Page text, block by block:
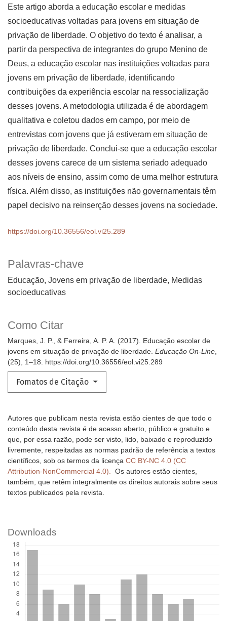
Palavras-chave
Educação, Jovens em privação de liberdade, Medidas
socioeducativas
Como Citar
Marques, J. P., & Ferreira, A. P. A. (2017). Educação escolar de
jovens em situação de privação de liberdade. Educação On-Line,
(25), 1–18. https://doi.org/10.36556/eol.vi25.289
Fomatos de Citação
Este artigo aborda a educação escolar e medidas
socioeducativas voltadas para jovens em situação de
privação de liberdade. O objetivo do texto é analisar, a
partir da perspectiva de integrantes do grupo Menino de
Deus, a educação escolar nas instituições voltadas para
jovens em privação de liberdade, identificando
contribuições da experiência escolar na ressocialização
desses jovens. A metodologia utilizada é de abordagem
qualitativa e coletou dados em campo, por meio de
entrevistas com jovens que já estiveram em situação de
privação de liberdade. Conclui-se que a educação escolar
desses jovens carece de um sistema seriado adequado
aos níveis de ensino, assim como de uma melhor estrutura
física. Além disso, as instituições não governamentais têm
papel decisivo na reinserção desses jovens na sociedade.
https://doi.org/10.36556/eol.vi25.289
Autores que publicam nesta revista estão cientes de que todo o
conteúdo desta revista é de acesso aberto, público e gratuito e
que, por essa razão, pode ser visto, lido, baixado e reproduzido
livremente, respeitadas as normas padrão de referência a textos
científicos, sob os termos da licença CC BY-NC 4.0 (CC
Attribution-NonCommercial 4.0). Os autores estão cientes,
também, que retêm integralmente os direitos autorais sobre seus
textos publicados pela revista.
Downloads